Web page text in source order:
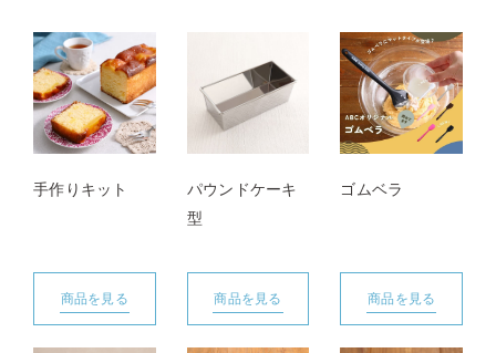
手作りキット
商品を見る
パウンドケーキ
型
商品を見る
ゴムベラ
商品を見る